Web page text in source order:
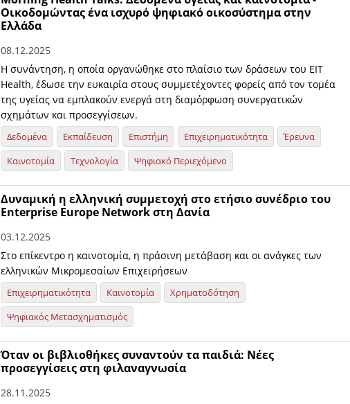
Οικοδομώντας ένα ισχυρό ψηφιακό οικοσύστημα στην
Ελλάδα
08.12.2025
Η συνάντηση, η οποία οργανώθηκε στο πλαίσιο των δράσεων του EIT
Health, έδωσε την ευκαιρία στους συμμετέχοντες φορείς από τον τομέα
της υγείας να εμπλακούν ενεργά στη διαμόρφωση συνεργατικών
σχημάτων και προσεγγίσεων.
Δεδομένα Εκπαίδευση Επιστήμη Επιχειρηματικότητα
Έρευνα
Καινοτομία
Τεχνολογία Ψηφιακό Περιεχόμενο
Δυναμική η ελληνική συμμετοχή στο ετήσιο συνέδριο του
Enterprise Europe Network στη Δανία
03.12.2025
Στο επίκεντρο η καινοτομία, η πράσινη μετάβαση και οι ανάγκες των
ελληνικών Μικρομεσαίων Επιχειρήσεων
Επιχειρηματικότητα Καινοτομία
Χρηματοδότηση
Ψηφιακός Μετασχηματισμός
Όταν οι βιβλιοθήκες συναντούν τα παιδιά: Νέες
προσεγγίσεις στη φιλαναγνωσία
28.11.2025